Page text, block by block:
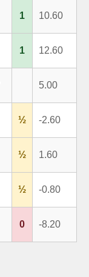
1 10.60
1 12.60
5.00
½ -2.60
½ 1.60
½ -0.80
0 -8.20